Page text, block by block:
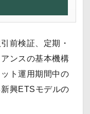
前検証、定期・
ンスの基本機構
ト運用期間中の
興ETSモデルの